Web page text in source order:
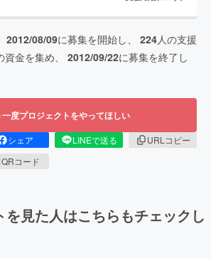
2012/08/09に募集を開始し、 224人の支援
資金を集め、 2012/09/22に募集を終了し
一度プロジェクトをやってほしい
シェア LINEで送る
URLコピー
QRコード
を見た人はこちらもチェックし